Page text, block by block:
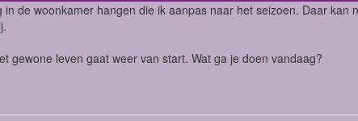
de woonkamer hangen die ik aanpas naar het seizoen. Daar kan
gewone leven gaat weer van start. Wat ga je doen vandaag?